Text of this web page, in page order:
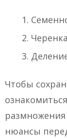
Чтобы
нюансы